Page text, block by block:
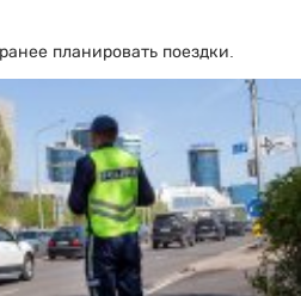
планировать поездки.